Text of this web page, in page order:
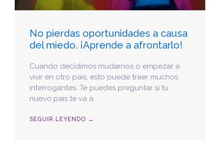
No pierdas oportunidades a causa
del miedo. ¡Aprende a afrontarlo!
Cuando decidimos mudarnos o empezar a
vivir en otro país, esto puede traer muchos
interrogantes. Te puedes preguntar si tu
nuevo país te va a
SEGUIR LEYENDO →